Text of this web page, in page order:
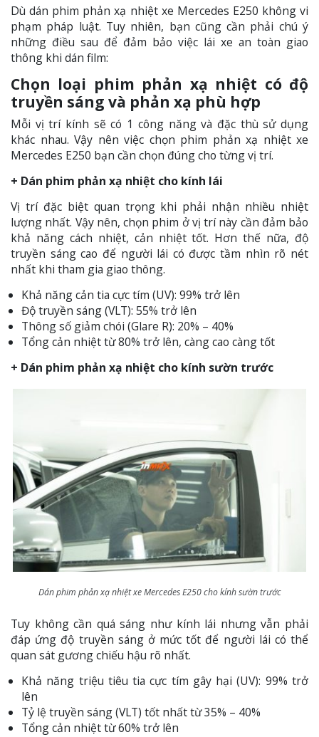
Dù dán phim phản xạ nhiệt xe Mercedes E250 không vi
phạm pháp luật. Tuy nhiên, bạn cũng cần phải chú ý
những điều sau để đảm bảo việc lái xe an toàn giao
thông khi dán film:
Chọn loại phim phản xạ nhiệt có độ
truyền sáng và phản xạ phù hợp
Mỗi vị trí kính sẽ có 1 công năng và đặc thù sử dụng
khác nhau. Vậy nên việc chọn phim phản xạ nhiệt xe
Mercedes E250 bạn cần chọn đúng cho từng vị trí.
+ Dán phim phản xạ nhiệt cho kính lái
Vị trí đặc biệt quan trọng khi phải nhận nhiều nhiệt
lượng nhất. Vậy nên, chọn phim ở vị trí này cần đảm bảo
khả năng cách nhiệt, cản nhiệt tốt. Hơn thế nữa, độ
truyền sáng cao để người lái có được tầm nhìn rõ nét
nhất khi tham gia giao thông.
Khả năng cản tia cực tím (UV): 99% trở lên
Độ truyền sáng (VLT): 55% trở lên
Thông số giảm chói (Glare R): 20% – 40%
Tổng cản nhiệt từ 80% trở lên, càng cao càng tốt
+ Dán phim phản xạ nhiệt cho kính sườn trước
Dán phim phản xạ nhiệt xe Mercedes E250 cho kính sườn trước
Tuy không cần quá sáng như kính lái nhưng vẫn phải
đáp ứng độ truyền sáng ở mức tốt để người lái có thể
quan sát gương chiếu hậu rõ nhất.
Khả năng triệu tiêu tia cực tím gây hại (UV): 99% trở
lên
Tỷ lệ truyền sáng (VLT) tốt nhất từ 35% – 40%
Tổng cản nhiệt từ 60% trở lên